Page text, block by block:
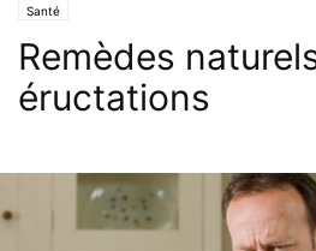
Santé
Remèdes
éructations